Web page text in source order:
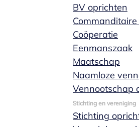
BV oprichten
Coöperatie
Eenmanszaak
Maatschap
Naamloze
Vennootschap
Stichting en vereniging
Stichting
rechtspersoon. Dat wil
bezit en zelfstandig drager
aansprakelijk voor
het geval van wanbestuur